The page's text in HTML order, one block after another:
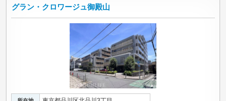
グラン・クロワージュ御殿山